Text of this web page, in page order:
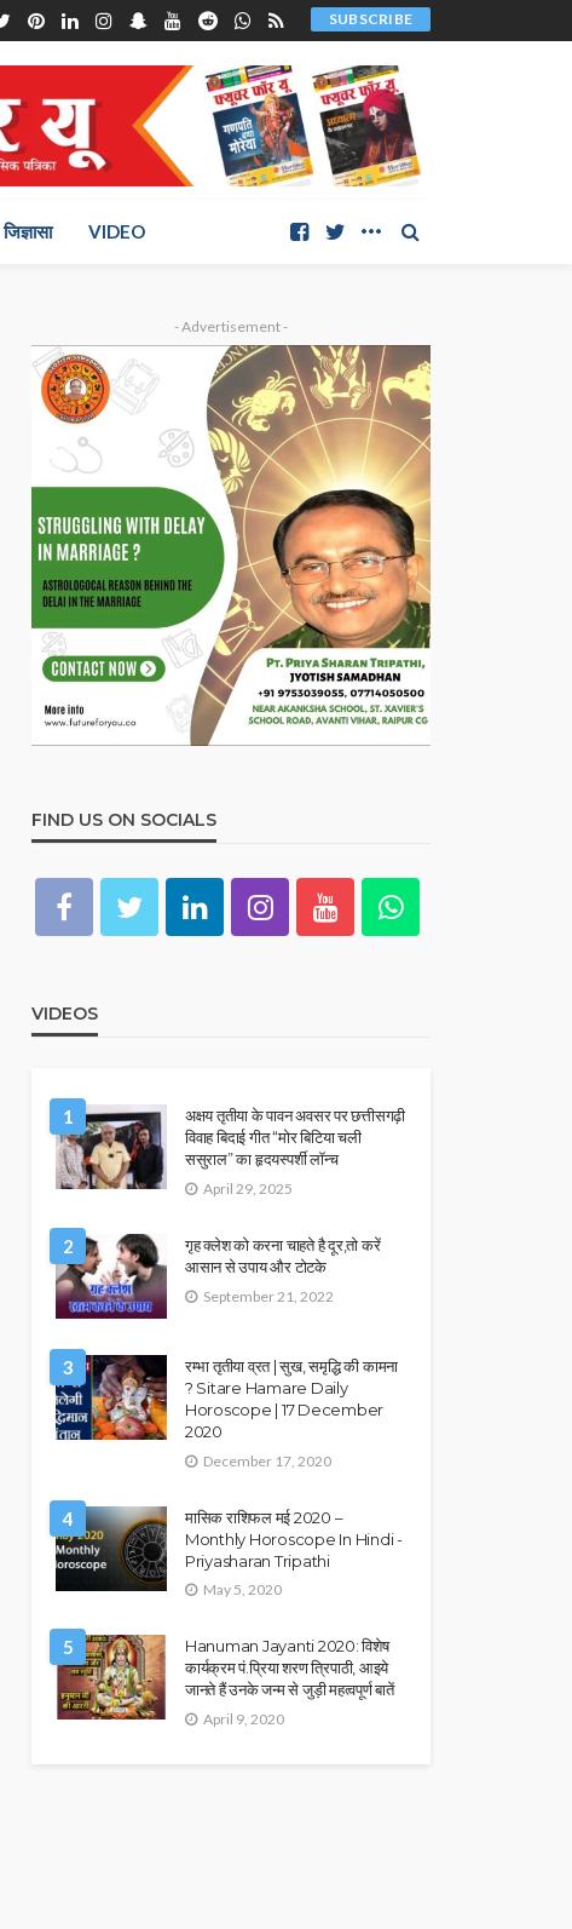
SUBSCRIBE
जिज्ञासा VIDEO
- Advertisement -
FIND US ON SOCIALS
VIDEOS
1
अक्षय तृतीया के पावन अवसर पर छत्तीसगढ़ी
विवाह बिदाई गीत “मोर बिटिया चली
ससुराल” का हृदयस्पर्शी लॉन्च
April 29, 2025
2
गृह क्लेश को करना चाहते है दूर,तो करें
आसान से उपाय और टोटके
September 21, 2022
3
रम्भा तृतीया व्रत | सुख, समृद्धि की कामना
? Sitare Hamare Daily
Horoscope | 17 December
2020
December 17, 2020
4
मासिक राशिफल मई 2020 –
Monthly Horoscope In Hindi -
Priyasharan Tripathi
May 5, 2020
5
Hanuman Jayanti 2020: विशेष
कार्यक्रम पं.प्रिया शरण त्रिपाठी, आइये
जानते हैं उनके जन्म से जुड़ी महत्वपूर्ण बातें
April 9, 2020